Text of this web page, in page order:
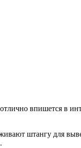
впишется в
штангу для